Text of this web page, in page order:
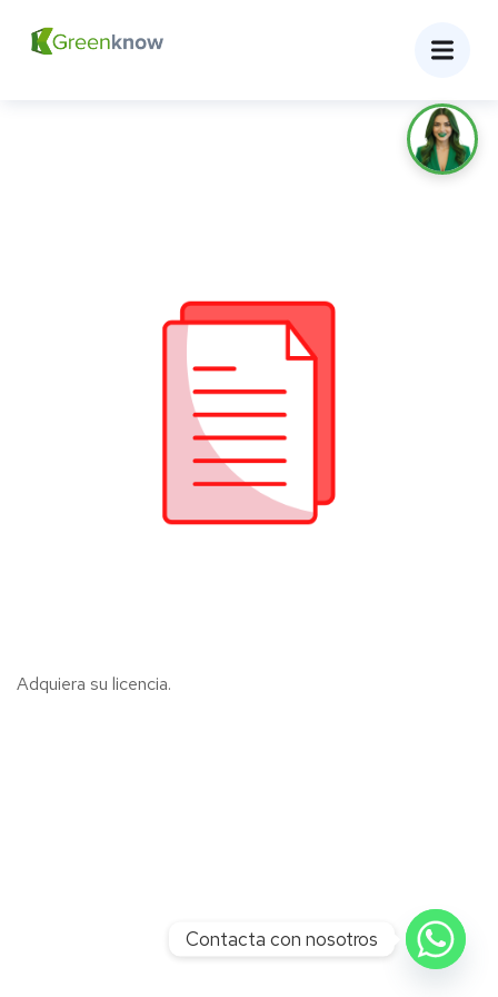
Adquiera su licencia.
Contacta con nosotros